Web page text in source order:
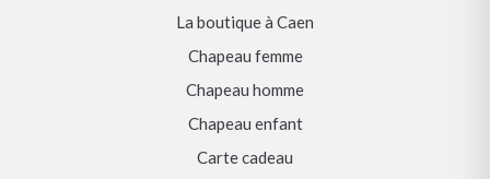
La boutique à Caen
Chapeau femme
Chapeau homme
Chapeau enfant
Carte cadeau